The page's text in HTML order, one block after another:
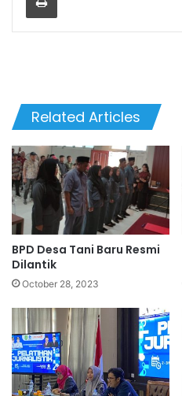
Related Articles
BPD Desa Tani Baru Resmi
Dilantik
October 28, 2023